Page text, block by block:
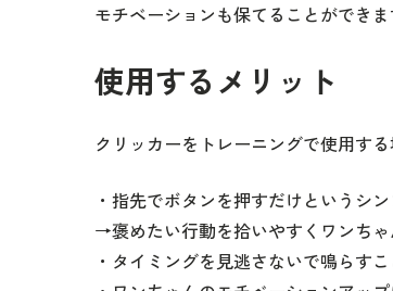
モチベーションも保てることができま
使用するメリット
クリッカーをトレーニングで使用す
・指先でボタンを押すだけというシ
→褒めたい行動を拾いやすくワンち
・タイミングを見逃さないで鳴らす